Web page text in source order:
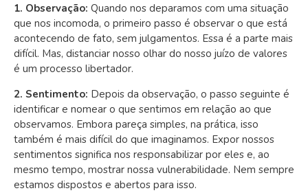
1. Observação: Quando nos deparamos com uma situação
que nos incomoda, o primeiro passo é observar o que está
acontecendo de fato, sem julgamentos. Essa é a parte mais
difícil. Mas, distanciar nosso olhar do nosso juízo de valores
é um processo libertador.
2. Sentimento: Depois da observação, o passo seguinte é
identificar e nomear o que sentimos em relação ao que
observamos. Embora pareça simples, na prática, isso
também é mais difícil do que imaginamos. Expor nossos
sentimentos significa nos responsabilizar por eles e, ao
mesmo tempo, mostrar nossa vulnerabilidade. Nem sempre
estamos dispostos e abertos para isso.